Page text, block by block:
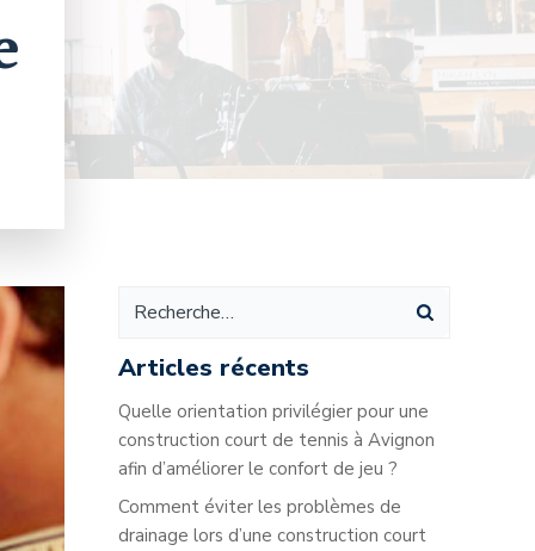
Articles récents
Quelle orientation privilégier pour une
construction court de tennis à Avignon
afin d’améliorer le confort de jeu ?
Comment éviter les problèmes de
drainage lors d’une construction court